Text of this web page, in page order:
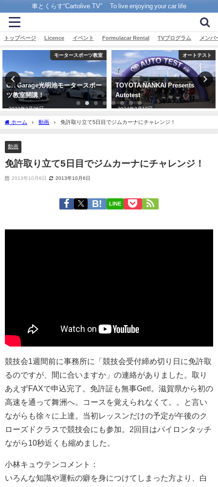
車とくらす“Cartolive.TV” To live enjoying your car life
トップページ Licence イベント Formulacar Rental TVプログラム メンバ
モータースポーツ教室
GR Garage光明池モータースポー
ツ教室開講！
2023年2月26日
オートテスト
TOYOTA NANKAI Presents
Autotest
2024年3月10日
ホーム 動画 免許取り立て5日目でジムカーナにチャレンジ！
動画
免許取り立て5日目でジムカーナにチャレンジ！
2013年10月6日 2013年10月6日
LINE
競技会1週間前に事務所に「競技会受付締め切り日に免許取
るのですが、間に合いますか」の連絡がありました。取り
あえずFAXで申込完了。免許証も無事Get!。滋賀県から初の
高速を通って舞洲へ。コースを覚えられなくて。。と言い
ながらも徐々に上達。当初レッスンだけの予定が午後のク
ローズドクラスで競技会にも参加。2回目はパイロンタッチ
ながら10秒近くも縮めました。
小林キュウテンコメント：
いろんな知識や運転の癖を身につけてしまった方より、白